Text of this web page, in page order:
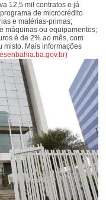
12,5 mil contratos e já
de microcrédito
e matérias-primas;
máquinas ou equipamentos;
é de 2% ao mês, com
misto. Mais informações